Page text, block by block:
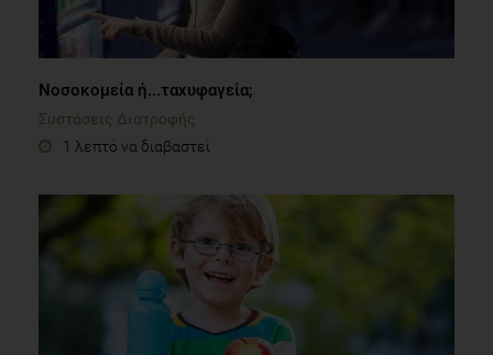
Νοσοκομεία ή...ταχυφαγεία;
Συστάσεις Διατροφής
1 λεπτό να διαβαστεί